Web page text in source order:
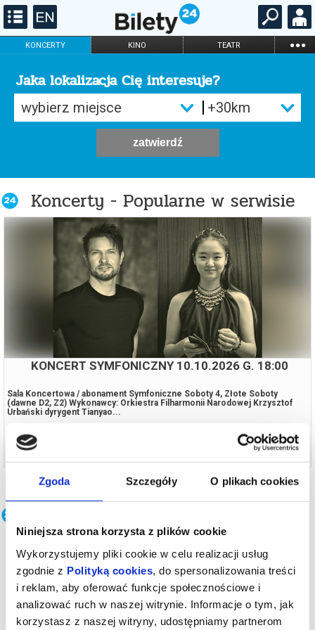
Zgoda Szczegóły O plikach cookies
Niniejsza strona korzysta z plików cookie
Wykorzystujemy pliki cookie w celu realizacji usług
zgodnie z Polityką cookies , do spersonalizowania treści
i reklam, aby oferować funkcje społecznościowe i
analizować ruch w naszej witrynie. Informacje o tym, jak
korzystasz z naszej witryny, udostępniamy partnerom
KONCERTY KINO TEATR ...
ONLINE
Jaka lokalizacja Cię interesuje?
zatwierdź
Koncerty - Popularne w serwisie
KONCERT SYMFONICZNY 10.10.2026 G. 18:00
Sala Koncertowa / abonament Symfoniczne Soboty 4, Złote Soboty
(dawne D2, Z2) Wykonawcy: Orkiestra Filharmonii Narodowej Krzysztof
Urbański dyrygent Tianyao...